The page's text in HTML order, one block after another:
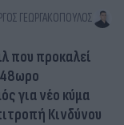
ΓΕΩΡΓΑΚΌΠΟΥΛΟΣ
που προκαλεί
για νέο κύμα
Κινδύνου